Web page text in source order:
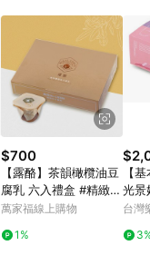
$700
【露酪】茶韻橄欖油豆
腐乳 六入禮盒 #精緻手
工豆腐乳#出國送禮首
萬家福線上購物
1%
【
光
3
台灣